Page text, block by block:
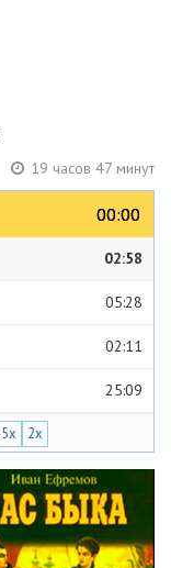
19 часов 47 минут
00:00
00:00
02:58
05:28
02:11
25:09
20:54
2x